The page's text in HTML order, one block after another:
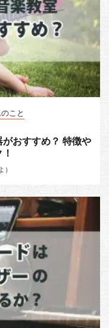
こと
おすすめ？ 特徴や